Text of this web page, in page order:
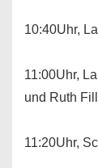
10:40Uhr,
11:00Uhr,
und Ruth
11:20Uhr,